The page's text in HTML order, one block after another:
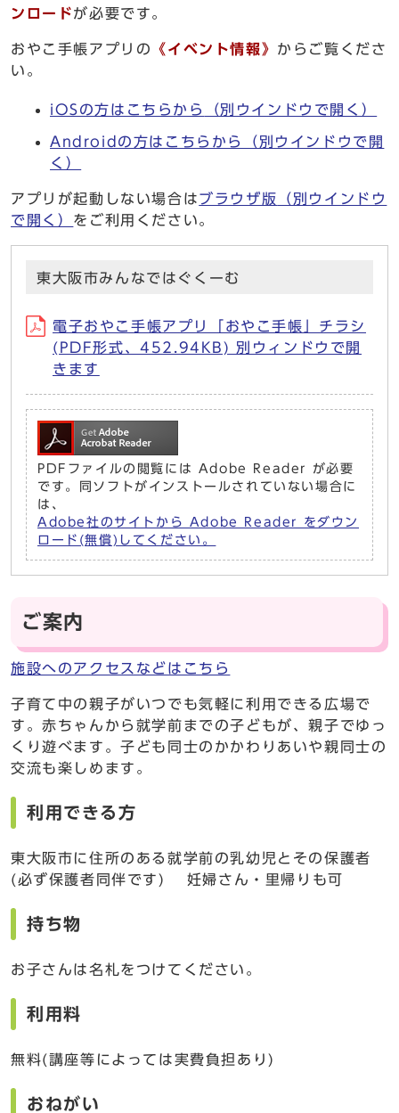
ンロードが必要です。
おやこ手帳アプリの 《イベント情報》 からご覧くださ
い。
iOSの方はこちらから （別ウインドウで開く）
Androidの方はこちらから
（別ウインドウで開
く）
アプリが起動しない場合はブラウザ版 （別ウインドウ
で開く） をご利用ください。
東大阪市みんなではぐくーむ
電子おやこ手帳アプリ「おやこ手帳」チラシ
(PDF形式、452.94KB) 別ウィンドウで開
きます
PDFファイルの閲覧には Adobe Reader が必要
です。同ソフトがインストールされていない場合に
は、
Adobe社のサイトから Adobe Reader をダウン
ロード(無償)してください。
ご案内
施設へのアクセスなどはこちら
子育て中の親子がいつでも気軽に利用できる広場で
す。赤ちゃんから就学前までの子どもが、親子でゆっ
くり遊べます。子ども同士のかかわりあいや親同士の
交流も楽しめます。
利用できる方
東大阪市に住所のある就学前の乳幼児とその保護者
(必ず保護者同伴です) 妊婦さん・里帰りも可
持ち物
お子さんは名札をつけてください。
利用料
無料(講座等によっては実費負担あり)
おねがい